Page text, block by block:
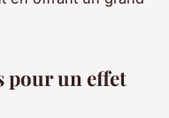
pour un effet